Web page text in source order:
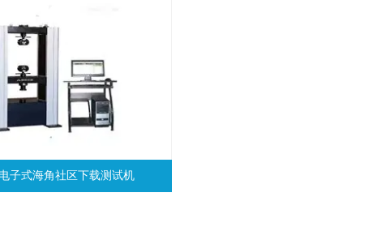
子式海角社区下载测试机